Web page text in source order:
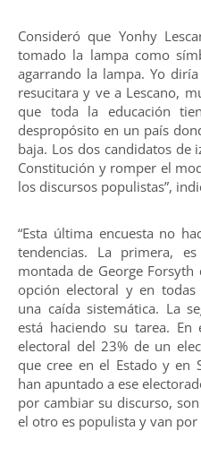
Consideró que Yonhy
tomado la lampa como
agarrando la lampa. Yo
resucitara y ve a Lescano,
que toda la educación
despropósito en un país
baja. Los dos candidatos de
Constitución y romper el
los discursos populistas”,
“Esta última encuesta no
tendencias. La primera,
montada de George
opción electoral y en
una caída sistemática. La
está haciendo su tarea.
electoral del 23% de un
que cree en el Estado y en
han apuntado a ese
por cambiar su discurso,
el otro es populista y van